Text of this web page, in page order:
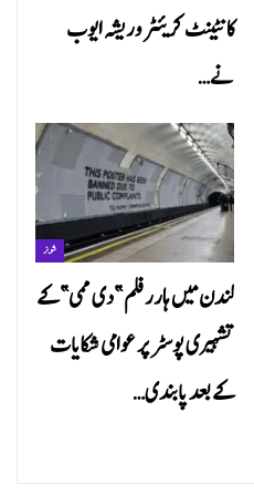
کانٹینٹ کریئٹر وریشہ ایوب
نے…
شوبز
لندن میں ہارر فلم ”دی ممی” کے
تشہیری پوسٹر پر عوامی شکایات
کے بعد پابندی…